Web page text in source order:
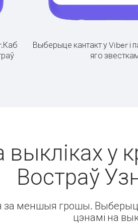
Каб
Выберыце кантакт у Viber і
яго
у
Востраў
за меншыя грошы.
цэнамі на